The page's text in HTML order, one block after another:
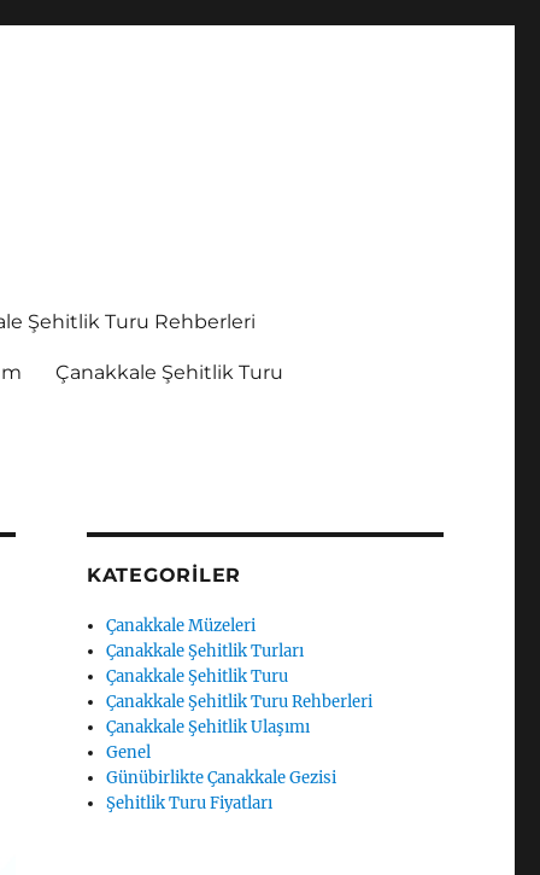
Şehitlik Turu Rehberleri
Çanakkale Şehitlik Turu
KATEGORILER
Çanakkale Müzeleri
Çanakkale Şehitlik Turları
Çanakkale Şehitlik Turu
Çanakkale Şehitlik Turu Rehberleri
Çanakkale Şehitlik Ulaşımı
Genel
Günübirlikte Çanakkale Gezisi
Şehitlik Turu Fiyatları